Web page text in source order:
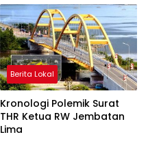
Berita Lokal
Kronologi Polemik Surat
THR Ketua RW Jembatan
Lima